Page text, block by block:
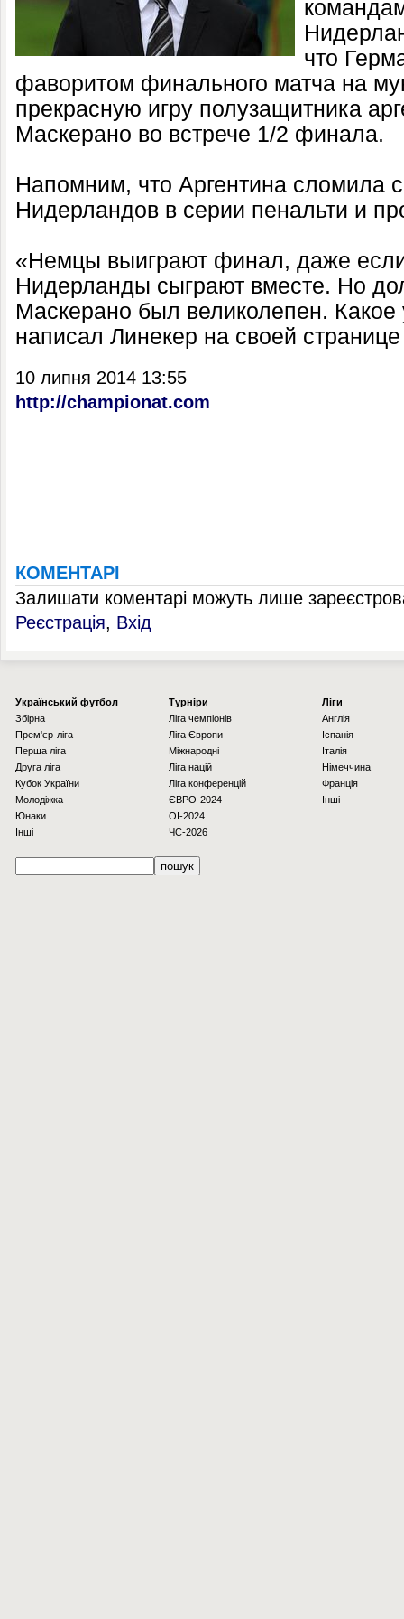
что
фаворитом финального матча на
прекрасную игру полузащитника
Маскерано во встрече 1/2 финала.
Напомним, что Аргентина сломила
Нидерландов в серии пенальти и
«Немцы выиграют финал, даже
Нидерланды сыграют вместе. Но
Маскерано был великолепен. Какое
написал Линекер на своей
10 липня 2014 13:55
http://championat.com
КОМЕНТАРІ
Залишати коментарі можуть лише
Реєстрація, Вхід
Українcький футбол
Збірна
Прем'єр-ліга
Перша ліга
Друга ліга
Кубок України
Молодіжка
Юнаки
Інші
Турніри
Ліга чемпіонів
Ліга Європи
Міжнародні
Ліга націй
Ліга конференцій
ЄВРО-2024
OI-2024
ЧС-2026
Ліги
Англія
Іспанія
Італія
Німеччина
Франція
Інші